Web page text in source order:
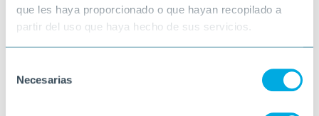
que les haya proporcionado o que hayan recopilado a
partir del uso que haya hecho de sus servicios.
Necesarias